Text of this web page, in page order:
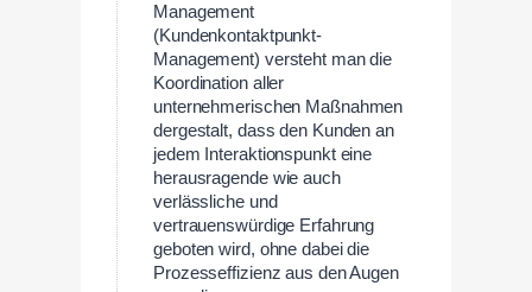
Management
(Kundenkontaktpunkt-
Management) versteht man die
Koordination aller
unternehmerischen Maßnahmen
dergestalt, dass den Kunden an
jedem Interaktionspunkt eine
herausragende wie auch
verlässliche und
vertrauenswürdige Erfahrung
geboten wird, ohne dabei die
Prozesseffizienz aus den Augen